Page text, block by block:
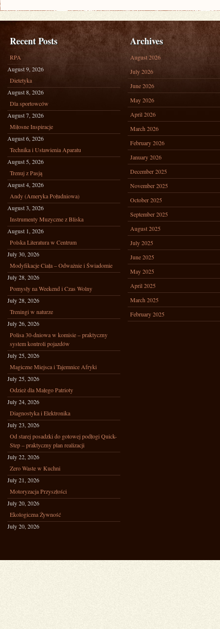
Recent Posts
RPA
August 9, 2026
Dietetyka
August 8, 2026
Dla sportowców
August 7, 2026
Miłosne Inspiracje
August 6, 2026
Technika i Ustawienia Aparatu
August 5, 2026
Trenuj z Pasją
August 4, 2026
Andy (Ameryka Południowa)
August 3, 2026
Instrumenty Muzyczne z Bliska
August 1, 2026
Polska Literatura w Centrum
July 30, 2026
Modyfikacje Ciała – Odważnie i Świadomie
July 28, 2026
Pomysły na Weekend i Czas Wolny
July 28, 2026
Treningi w naturze
July 26, 2026
Polisa 30-dniowa w komisie – praktyczny
system kontroli pojazdów
July 25, 2026
Magiczne Miejsca i Tajemnice Afryki
July 25, 2026
Odzież dla Małego Patrioty
July 24, 2026
Diagnostyka i Elektronika
July 23, 2026
Od starej posadzki do gotowej podłogi Quick-
Step – praktyczny plan realizacji
July 22, 2026
Zero Waste w Kuchni
July 21, 2026
Motoryzacja Przyszłości
July 20, 2026
Ekologiczna Żywność
July 20, 2026
Archives
August 2026
July 2026
June 2026
May 2026
April 2026
March 2026
February 2026
January 2026
December 2025
November 2025
October 2025
September 2025
August 2025
July 2025
June 2025
May 2025
April 2025
March 2025
February 2025